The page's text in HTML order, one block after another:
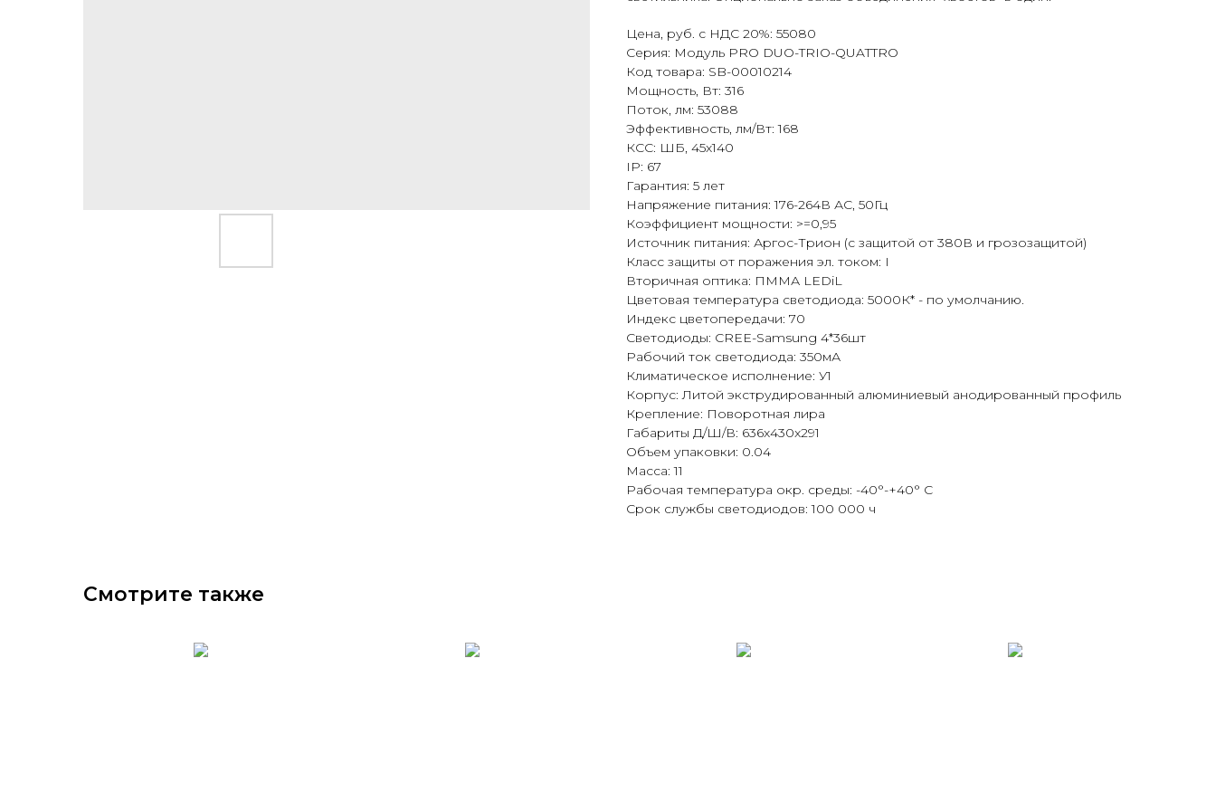
Цена, руб. с НДС 20%: 55080
Серия: Модуль PRO DUO-TRIO-QUATTRO
Код товара: SB-00010214
Мощность, Вт: 316
Поток, лм: 53088
Эффективность, лм/Вт: 168
КСС: ШБ, 45x140
IP: 67
Гарантия: 5 лет
Напряжение питания: 176-264В АС, 50Гц
Коэффициент мощности: >=0,95
Источник питания: Аргос-Трион (с защитой от 380В и грозозащитой)
Класс защиты от поражения эл. током: I
Вторичная оптика: ПММА LEDiL
Цветовая температура светодиода: 5000К* - по умолчанию.
Индекс цветопередачи: 70
Светодиоды: CREE-Samsung 4*36шт
Рабочий ток светодиода: 350мА
Климатическое исполнение: У1
Корпус: Литой экструдированный алюминиевый анодированный профиль
Крепление: Поворотная лира
Габариты Д/Ш/В: 636x430x291
Объем упаковки: 0.04
Масса: 11
Рабочая температура окр. среды: -40°-+40° С
Срок службы светодиодов: 100 000 ч
Смотрите также